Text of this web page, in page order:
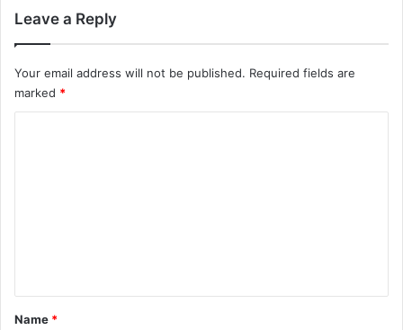
Leave a Reply
Your email address will not be published. Required fields are
marked *
*
Name *